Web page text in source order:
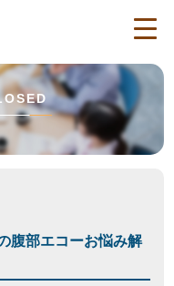
腹部エコーお悩み解